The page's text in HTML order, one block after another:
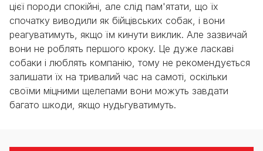
цієї породи спокійні, але слід пам'ятати, що їх
спочатку виводили як бійцівських собак, і вони
реагуватимуть, якщо їм кинути виклик. Але зазвичай
вони не роблять першого кроку. Це дуже ласкаві
собаки і люблять компанію, тому не рекомендується
залишати їх на тривалий час на самоті, оскільки
своїми міцними щелепами вони можуть завдати
багато шкоди, якщо нудьгуватимуть.